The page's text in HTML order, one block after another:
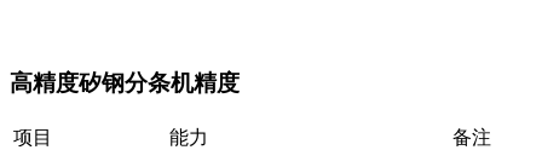
高精度矽钢分条机精度
项目 能力
备注